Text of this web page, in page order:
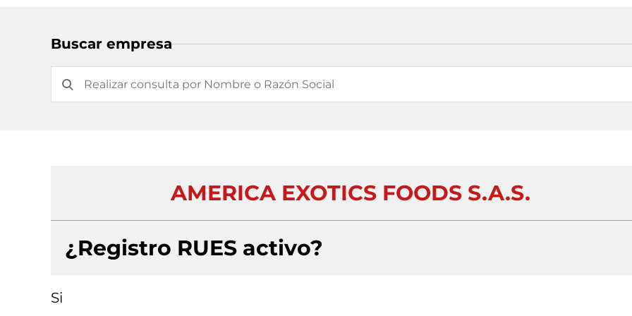
Buscar empresa
AMERICA EXOTICS FOODS S.A.S.
¿Registro RUES activo?
Si